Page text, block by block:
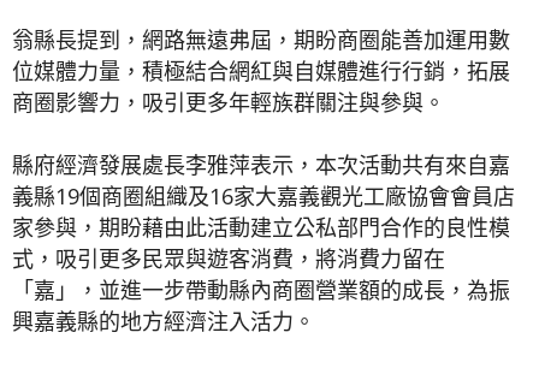
翁縣長提到，網路無遠弗屆，期盼商圈能善加運用數
位媒體力量，積極結合網紅與自媒體進行行銷，拓展
商圈影響力，吸引更多年輕族群關注與參與。
縣府經濟發展處長李雅萍表示，本次活動共有來自嘉
義縣19個商圈組織及16家大嘉義觀光工廠協會會員店
家參與，期盼藉由此活動建立公私部門合作的良性模
式，吸引更多民眾與遊客消費，將消費力留在
「嘉」，並進一步帶動縣內商圈營業額的成長，為振
興嘉義縣的地方經濟注入活力。